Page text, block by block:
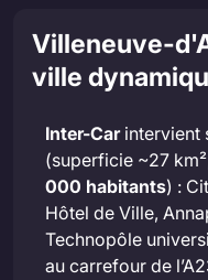
Villeneuve-
ville
Inter-Carintervient
(superficie ~27
000 habitants) :
Hôtel de Ville,
Technopôle
au carrefour de